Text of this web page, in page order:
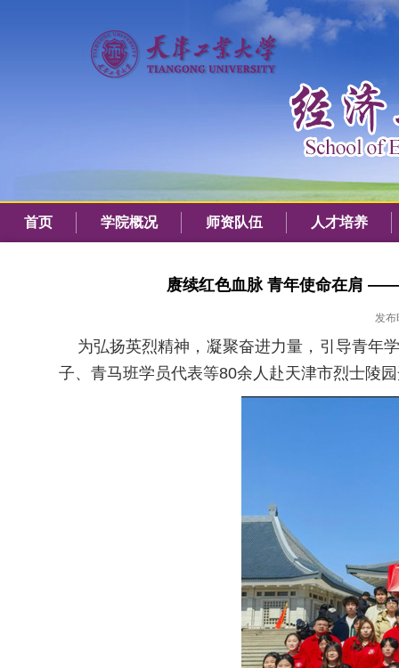
首页 学院概况 师资队伍 人才培养
赓续红色血脉 青年使命在肩 ——
发布
为弘扬英烈精神，凝聚奋进力量，引导青年
子、青马班学员代表等80余人赴天津市烈士陵